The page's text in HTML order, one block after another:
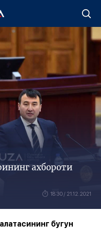
ахбороти
18:30 / 21.12.2021
бугун